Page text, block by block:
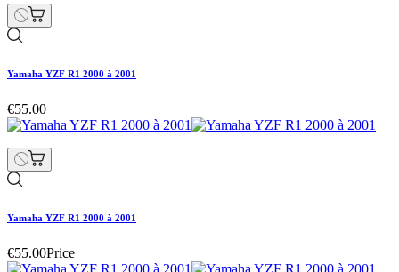
Yamaha YZF R1 2000 à 2001
€55.00
Yamaha YZF R1 2000 à 2001
€55.00Price